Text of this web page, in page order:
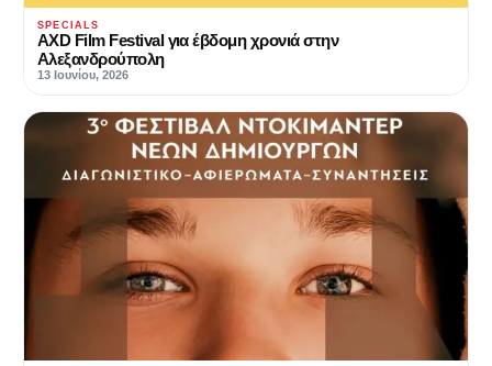
SPECIALS
AXD Film Festival για έβδομη χρονιά στην
Αλεξανδρούπολη
13 Ιουνίου, 2026